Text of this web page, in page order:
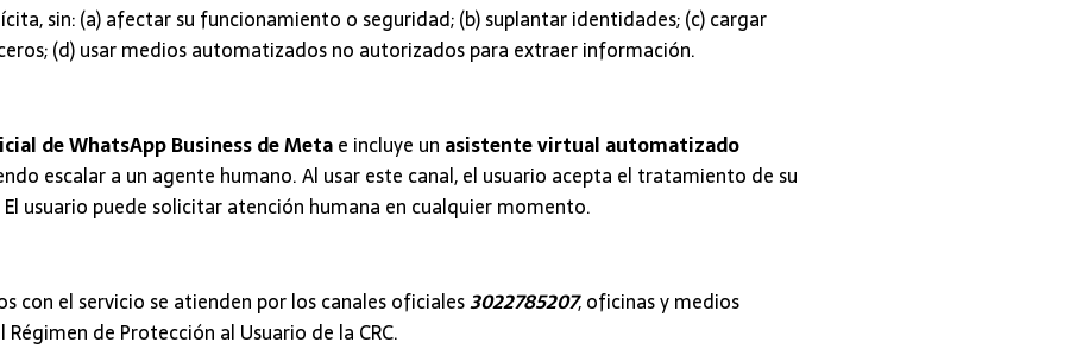
sin: (a) afectar su funcionamiento o seguridad; (b) suplantar identidades; (c) cargar
(d) usar medios automatizados no autorizados para extraer información.
de WhatsApp Business de Metae incluye un asistente virtual automatizado
escalar a un agente humano. Al usar este canal, el usuario acepta el tratamiento de su
usuario puede solicitar atención humana en cualquier momento.
con el servicio se atienden por los canales oficiales3022785207, oficinas y medios
de Protección al Usuario de la CRC.